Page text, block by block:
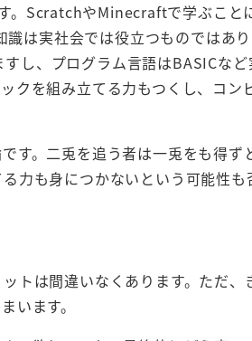
ScratchやMinecraftで学ぶこと
は実社会では役立つものではあり
し、プログラム言語はBASICな
クを組み立てる力もつくし、コン
す。二兎を追う者は一兎をも得ず
力も身につかないという可能性も
トは間違いなくあります。ただ
います。